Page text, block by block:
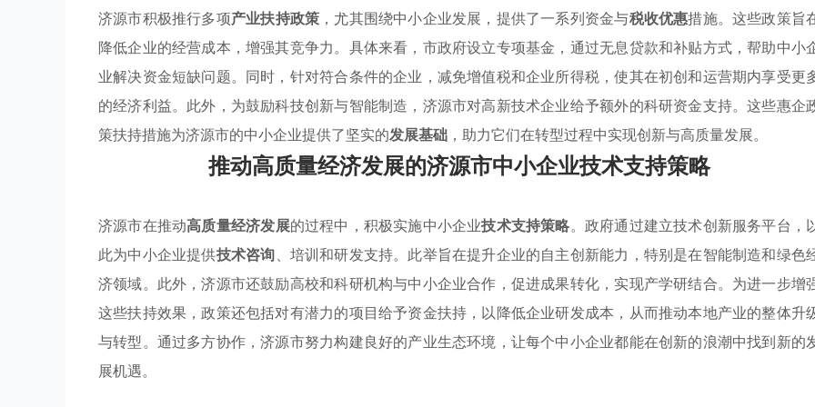
济源市积极推行多项产业扶持政策 ，尤其围绕中小企业发展，提供了一系列资金与税收优惠措施。这些政策旨
降低企业的经营成本，增强其竞争力。具体来看，市政府设立专项基金，通过无息贷款和补贴方式，帮助中小
业解决资金短缺问题。同时，针对符合条件的企业，减免增值税和企业所得税，使其在初创和运营期内享受更
的经济利益。此外，为鼓励科技创新与智能制造，济源市对高新技术企业给予额外的科研资金支持。这些惠企
策扶持措施为济源市的中小企业提供了坚实的发展基础 ，助力它们在转型过程中实现创新与高质量发展。
推动高质量经济发展的济源市中小企业技术支持策略
济源市在推动高质量经济发展的过程中，积极实施中小企业技术支持策略。政府通过建立技术创新服务平台，
此为中小企业提供技术咨询、培训和研发支持。此举旨在提升企业的自主创新能力，特别是在智能制造和绿色
济领域。此外，济源市还鼓励高校和科研机构与中小企业合作，促进成果转化，实现产学研结合。为进一步增
这些扶持效果，政策还包括对有潜力的项目给予资金扶持，以降低企业研发成本，从而推动本地产业的整体升
与转型。通过多方协作，济源市努力构建良好的产业生态环境，让每个中小企业都能在创新的浪潮中找到新的
展机遇。